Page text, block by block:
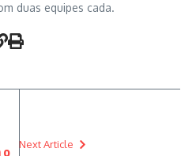
duas equipes cada.
o
Next Article